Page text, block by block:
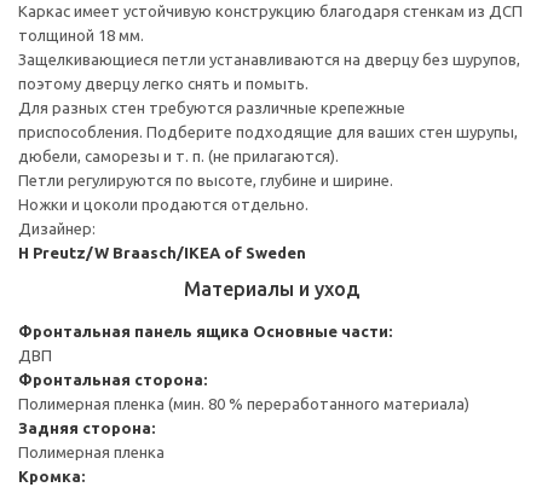
Каркас имеет устойчивую конструкцию благодаря стенкам из ДСП
толщиной 18 мм.
Защелкивающиеся петли устанавливаются на дверцу без шурупов,
поэтому дверцу легко снять и помыть.
Для разных стен требуются различные крепежные
приспособления. Подберите подходящие для ваших стен шурупы,
дюбели, саморезы и т. п. (не прилагаются).
Петли регулируются по высоте, глубине и ширине.
Ножки и цоколи продаются отдельно.
Дизайнер:
H Preutz/W Braasch/IKEA of Sweden
Материалы и уход
Фронтальная панель ящика Основные части:
ДВП
Фронтальная сторона:
Полимерная пленка (мин. 80 % переработанного материала)
Задняя сторона:
Полимерная пленка
Кромка: